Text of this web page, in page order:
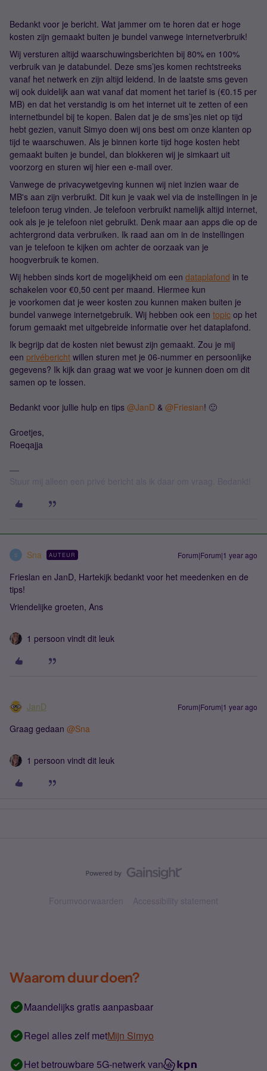
Bedankt voor je bericht. Wat jammer om te horen dat er hoge
kosten zijn gemaakt buiten je bundel vanwege internetverbruik!
Wij versturen altijd waarschuwingsberichten bij 80% en 100%
verbruik van je databundel. Deze sms’jes komen rechtstreeks
vanaf het netwerk en zijn altijd leidend. In de laatste sms geven
wij ook duidelijk aan wat vanaf dat moment het tarief is (€0.15 per
MB) en dat het verstandig is om het internet uit te zetten of een
internetbundel bij te kopen. Balen dat je de sms’jes niet op tijd
hebt gezien, vanuit Simyo doen wij ons best om onze klanten op
tijd te waarschuwen. Als je binnen korte tijd hoge kosten hebt
gemaakt buiten je bundel, dan blokkeren wij je simkaart uit
voorzorg en sturen wij hier een e-mail over.
Vanwege de privacywetgeving kunnen wij niet inzien waar de
MB's aan zijn verbruikt. Dit kun je vaak wel via de instellingen in je
telefoon terug vinden. Je telefoon verbruikt namelijk altijd internet,
ook als je je telefoon niet gebruikt. Denk maar aan apps die op de
achtergrond data verbruiken. Ik raad aan om in de instellingen
van je telefoon te kijken om achter de oorzaak van je
hoogverbruik te komen.
Wij hebben sinds kort de mogelijkheid om een dataplafond in te
schakelen voor €0,50 cent per maand. Hiermee kun
je voorkomen dat je weer kosten zou kunnen maken buiten je
bundel vanwege internetgebruik. Wij hebben ook een topic op het
forum gemaakt met uitgebreide informatie over het dataplafond.
Ik begrijp dat de kosten niet bewust zijn gemaakt. Zou je mij
een privébericht willen sturen met je 06-nummer en persoonlijke
gegevens? Ik kijk dan graag wat we voor je kunnen doen om dit
samen op te lossen.
Bedankt voor jullie hulp en tips ​ @JanD & ​ @Friesian! 🙂
Groetjes,
Roeqajja
S Sna AUTEUR Forum|Forum|1 year ago
Frieslan en JanD, Hartekijk bedankt voor het meedenken en de
tips!
Vriendelijke groeten, Ans
1 persoon vindt dit leuk
JanD Forum|Forum|1 year ago
Graag gedaan ​ @Sna
1 persoon vindt dit leuk
Forumvoorwaarden Accessibility statement
Waarom duur doen?
Maandelijks gratis aanpasbaar
Regel alles zelf metMijn Simyo
Het betrouwbare 5G-netwerk van